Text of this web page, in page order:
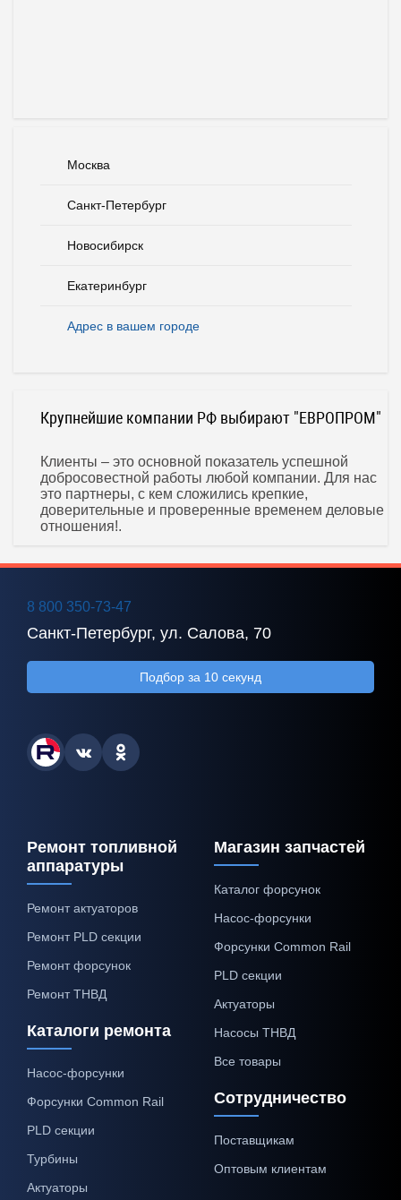
Москва
Санкт-Петербург
Новосибирск
Екатеринбург
Адрес в вашем городе
Крупнейшие компании РФ выбирают "ЕВРОПРОМ"
Клиенты – это основной показатель успешной
добросовестной работы любой компании. Для нас
это партнеры, с кем сложились крепкие,
доверительные и проверенные временем деловые
отношения!.
8 800 350-73-47
Санкт-Петербург, ул. Салова, 70
Подбор за 10 секунд
Ремонт топливной
аппаратуры
Ремонт актуаторов
Ремонт PLD секции
Ремонт форсунок
Ремонт ТНВД
Каталоги ремонта
Насос-форсунки
Форсунки Common Rail
PLD секции
Турбины
Актуаторы
Магазин запчастей
Каталог форсунок
Насос-форсунки
Форсунки Common Rail
PLD секции
Актуаторы
Насосы ТНВД
Все товары
Сотрудничество
Поставщикам
Оптовым клиентам